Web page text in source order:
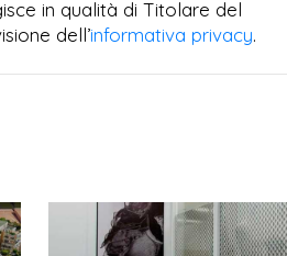
in qualità di Titolare del
dell’informativa privacy.